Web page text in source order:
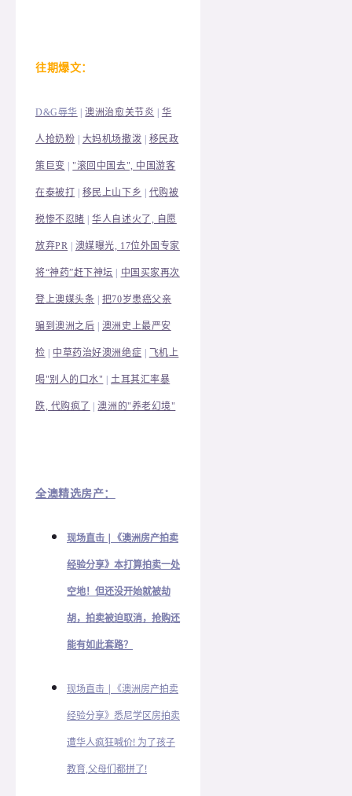
往期爆文：
D&G辱华 |澳洲治愈关节炎 | 华
人抢奶粉 | 大妈机场撒泼 | 移民政
策巨变 |"滚回中国去", 中国游客
在泰被打 | 移民上山下乡 | 代购被
税惨不忍睹 |华人自述火了, 自愿
放弃PR | 澳媒曝光, 17位外国专家
将“神药”赶下神坛 | 中国买家再次
登上澳媒头条 | 把70岁患癌父亲
骗到澳洲之后 | 澳洲史上最严安
检 | 中草药治好澳洲绝症 | 飞机上
喝"别人的口水" | 土耳其汇率暴
跌, 代购疯了 |澳洲的"养老幻境"
全澳精选房产：
现场直击 |《澳洲房产拍卖
经验分享》本打算拍卖一处
空地！但还没开始就被劫
胡，拍卖被迫取消，抢购还
能有如此套路？
现场直击 |《澳洲房产拍卖
经验分享》悉尼学区房拍卖
遭华人疯狂喊价! 为了孩子
教育,父母们都拼了!